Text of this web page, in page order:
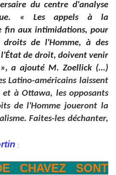
du centre d'analyse
« Les appels à la
fin aux intimidations, pour
de l'Homme, à des
de droit, doivent venir
a ajouté M. Zoellick (…)
Latino-américains laissent
à Ottawa, les opposants
de l'Homme joueront la
Faites-les déchanter,
:
CHAVEZ SONT